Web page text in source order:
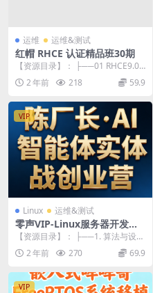
运维 运维&测试
红帽 RHCE 认证精品班30期
【资源目录】： ├──01 RHCE9.0
| ├──01 RHCE9-RH12...
2 年前 218 59.9
VIP
Linux 运维&测试
零声VIP-Linux服务器开发专
题
【资源目录】： ├──1. 算法与设计
模式专栏 | ├──1.1查找与排序-K
M...2 年前 270 69.9
VIP